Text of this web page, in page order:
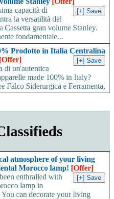
capacità di
la versatilità del
Cassetta gran volume Stanley.
fondamentale...
Prodotto in Italia Centralina
[Offer]
di un'autentica
made 100% in Italy?
Falco Siderurgica e Ferramenta,
atmosphere of your living
Morocco lamp! [Offer]
enthralled with
lamp in
can decorate your living